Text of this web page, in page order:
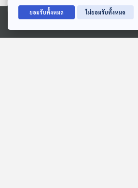
Ⓒ 2020 องค์การกระจายเสียงและแพร่ภาพสาธารณะแห่งประเทศไทย
ตอนที่เกี่ยวข้อง
ยอมรับทั้งหมด ไม่ยอมรับทั้งหมด